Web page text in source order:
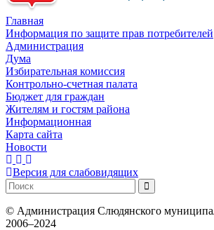
Главная
Информация по защите прав потребителей
Администрация
Дума
Избирательная комиссия
Контрольно-счетная палата
Бюджет для граждан
Жителям и гостям района
Информационная
Карта сайта
Новости
Версия для слабовидящих
© Администрация Слюдянского
2006–2024